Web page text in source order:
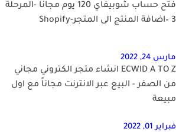
فتح حساب شوبيفاي 120 يوم مجانا -المرحلة
3 –اضافة المنتج الى المتجر-Shopify
مارس 24, 2022
ECWID A TO Z انشاء متجر الكتروني مجاني
من الصفر - البيع عبر الانترنت مجاناً مع اول
مبيعة
فبراير 01, 2022